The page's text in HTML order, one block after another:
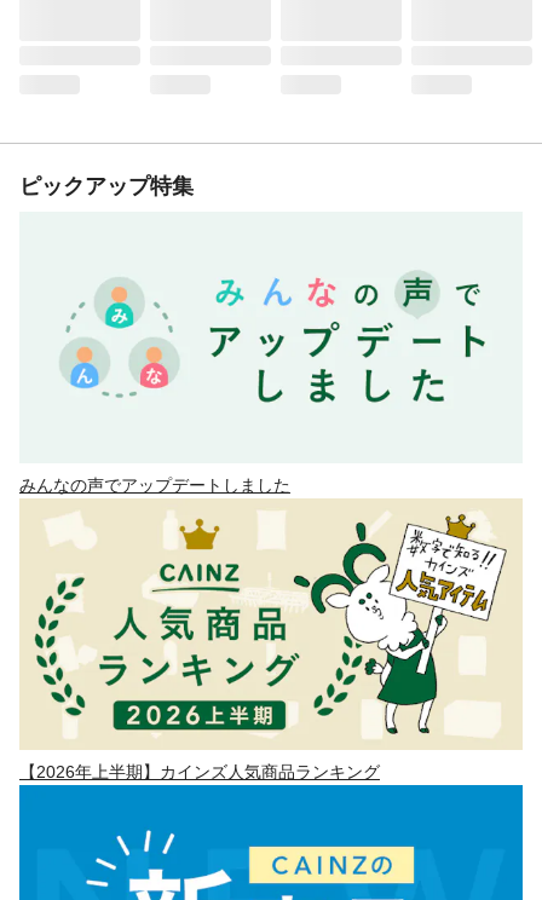
ピックアップ特集
みんなの声でアップデートしました
【2026年上半期】カインズ人気商品ランキング